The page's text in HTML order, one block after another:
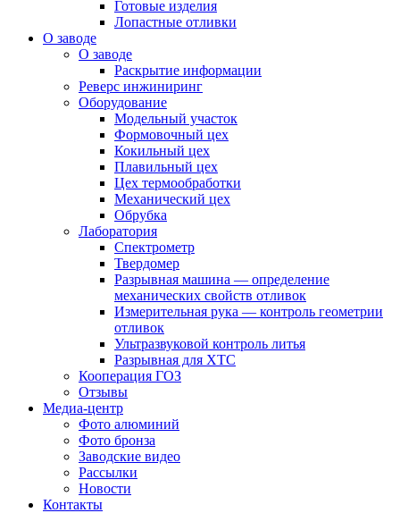
Готовые изделия
Лопастные отливки
О заводе
О заводе
Раскрытие информации
Реверс инжиниринг
Оборудование
Модельный участок
Формовочный цех
Кокильный цех
Плавильный цех
Цех термообработки
Механический цех
Обрубка
Лаборатория
Спектрометр
Твердомер
Разрывная машина — определение
механических свойств отливок
Измерительная рука — контроль геометрии
отливок
Ультразвуковой контроль литья
Разрывная для ХТС
Кооперация ГОЗ
Отзывы
Медиа-центр
Фото алюминий
Фото бронза
Заводские видео
Рассылки
Новости
Контакты